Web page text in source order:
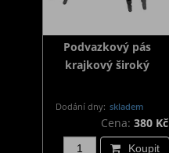
Podvazkový pás
krajkový široký
Dodání dny: skladem
Cena: 380 Kč
Koupit